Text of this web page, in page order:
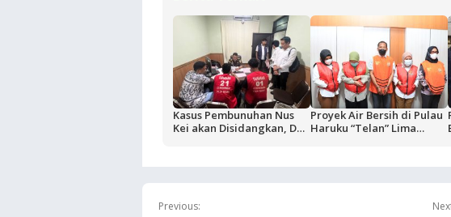
Kasus Pembunuhan Nus
Kei akan Disidangkan, Dua
Proyek Air Bersih di Pulau
Haruku “Telan” Lima
Previous: